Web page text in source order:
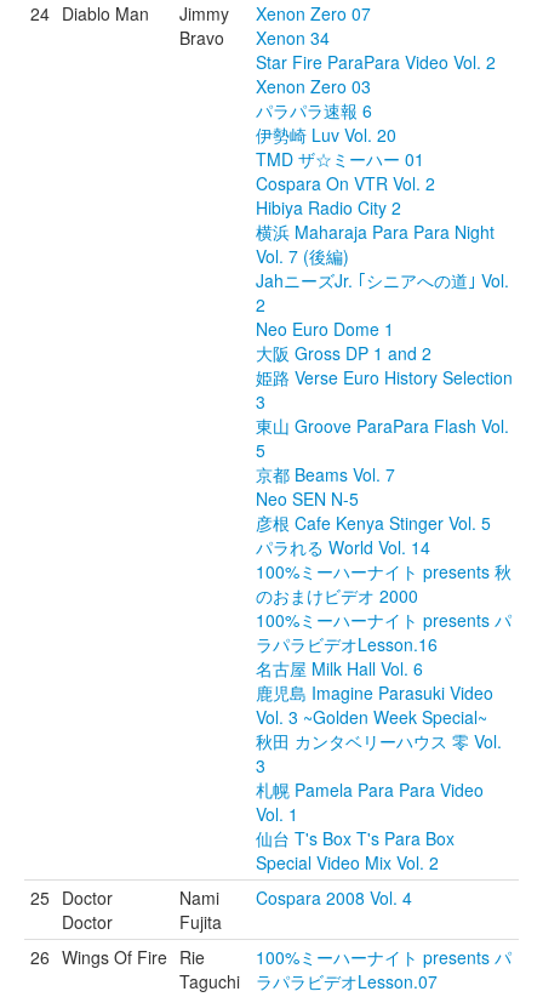
24 Diablo Man
Jimmy
Bravo
Xenon Zero 07
Xenon 34
Star Fire ParaPara Video Vol. 2
Xenon Zero 03
パラパラ速報 6
伊勢崎 Luv Vol. 20
TMD ザ☆ミーハー 01
Cospara On VTR Vol. 2
Hibiya Radio City 2
横浜 Maharaja Para Para Night
Vol. 7 (後編)
JahニーズJr. ｢シニアへの道｣ Vol.
2
Neo Euro Dome 1
大阪 Gross DP 1 and 2
姫路 Verse Euro History Selection
3
東山 Groove ParaPara Flash Vol.
5
京都 Beams Vol. 7
Neo SEN N-5
彦根 Cafe Kenya Stinger Vol. 5
パラれる World Vol. 14
100%ミーハーナイト presents 秋
のおまけビデオ 2000
100%ミーハーナイト presents パ
ラパラビデオLesson.16
名古屋 Milk Hall Vol. 6
鹿児島 Imagine Parasuki Video
Vol. 3 ~Golden Week Special~
秋田 カンタベリーハウス 零 Vol.
3
札幌 Pamela Para Para Video
Vol. 1
仙台 T's Box T's Para Box
Special Video Mix Vol. 2
25 Doctor
Doctor
Nami
Fujita
Cospara 2008 Vol. 4
26 Wings Of Fire Rie
Taguchi
100%ミーハーナイト presents パ
ラパラビデオLesson.07